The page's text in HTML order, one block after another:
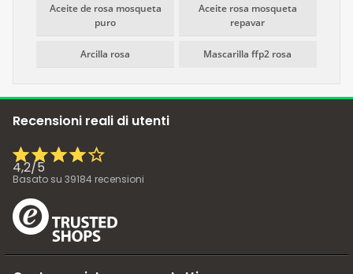
Aceite de rosa mosqueta
puro
Aceite rosa mosqueta
repavar
Arcilla rosa Mascarilla ffp2 rosa
Recensioni reali di utenti
4,2/5
Basato su 39184 recensioni